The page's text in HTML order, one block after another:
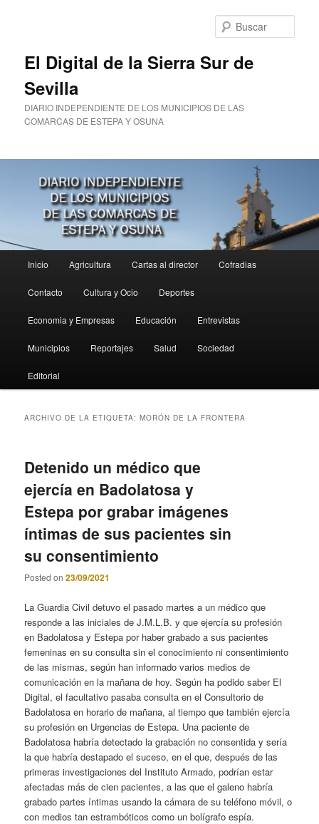
El Digital de la Sierra Sur de
Sevilla
DIARIO INDEPENDIENTE DE LOS MUNICIPIOS DE LAS
COMARCAS DE ESTEPA Y OSUNA
principal
Inicio Agricultura Cartas al director Cofradias
Contacto Cultura y Ocio Deportes
Economia y Empresas Educación Entrevistas
Municipios Reportajes Salud Sociedad
Editorial
ARCHIVO DE LA ETIQUETA:MORÓN DE LA FRONTERA
Detenido un médico que
ejercía en Badolatosa y
Estepa por grabar imágenes
íntimas de sus pacientes sin
su consentimiento
Posted on23/09/2021
La Guardia Civil detuvo el pasado martes a un médico que
responde a las iniciales de J.M.L.B. y que ejercía su profesión
en Badolatosa y Estepa por haber grabado a sus pacientes
femeninas en su consulta sin el conocimiento ni consentimiento
de las mismas, según han informado varios medios de
comunicación en la mañana de hoy. Según ha podido saber El
Digital, el facultativo pasaba consulta en el Consultorio de
Badolatosa en horario de mañana, al tiempo que también ejercía
su profesión en Urgencias de Estepa. Una paciente de
Badolatosa habría detectado la grabación no consentida y sería
la que habría destapado el suceso, en el que, después de las
primeras investigaciones del Instituto Armado, podrían estar
afectadas más de cien pacientes, a las que el galeno habría
grabado partes íntimas usando la cámara de su teléfono móvil, o
con medios tan estrambóticos como un bolígrafo espía.